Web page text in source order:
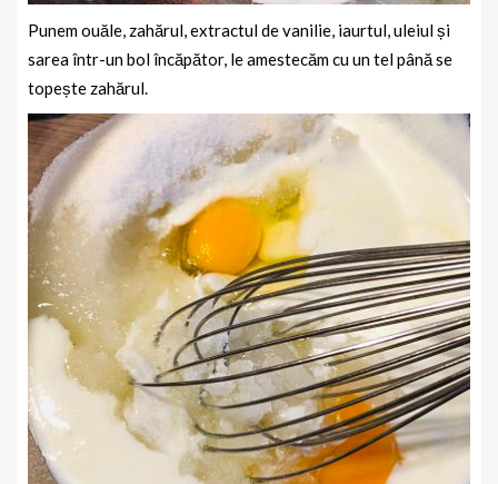
Punem ouăle, zahărul, extractul de vanilie, iaurtul, uleiul și
sarea într-un bol încăpător, le amestecăm cu un tel până se
topește zahărul.